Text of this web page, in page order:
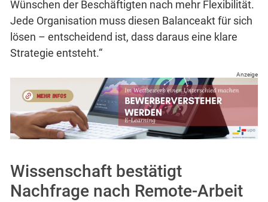
Wünschen der Beschäftigten nach mehr Flexibilität.
Jede Organisation muss diesen Balanceakt für sich
lösen – entscheidend ist, dass daraus eine klare
Strategie entsteht.“
Anzeige
Wissenschaft bestätigt
Nachfrage nach Remote-Arbeit